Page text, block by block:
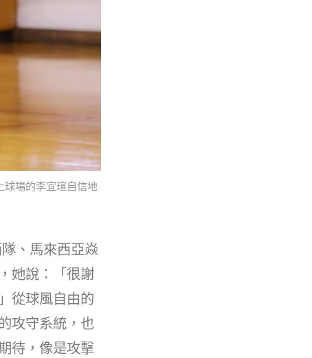
球場的李宜瑄自信地
、馬來西亞焱
她說：「很謝
從球風自由的
攻守系統，也
待，像是攻擊